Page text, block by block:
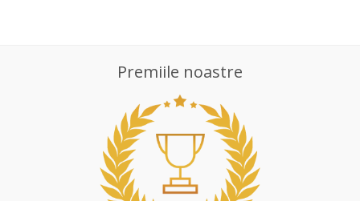
Premiile noastre